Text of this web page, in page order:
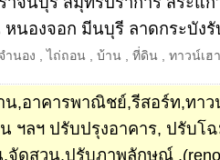
หนองจอก มีนบุรี ลาดกระบังรั
ำนอง ,ไถ่ถอน บ้าน ที่ดิน
ทาวน์เฮ
น,อาคารพาณิชย์,รีสอร์ท,ทาว
ฯลฯ ปรับปรุงอาคาร, ปรับโ
จัดสวน,ปรับภาพลักษณ์